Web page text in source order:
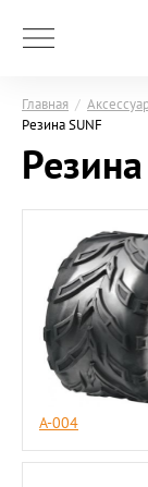
Главная /
Резина SUNF
A-004